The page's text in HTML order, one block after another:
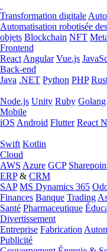
Transformation digitale
Automatisation robotisée
objets Blockchain NFT
Frontend
React Angular Vue.js
Back-end
Java .NET Python PHP
Node.js Unity Ruby Golang
Mobile
iOS Android Flutter React
Swift Kotlin
Cloud
AWS Azure GCP
ERP& CRM
SAP MS Dynamics 365
Finances Banque Trading
Santé Pharmaceutique
Divertissement
Entreprise Fabrication
Publicité